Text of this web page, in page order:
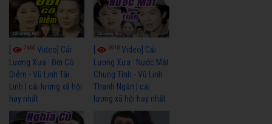
7665 Video] Cải
Lương Xưa : Đời Cô
Diễm - Vũ Linh Tài
Linh | cải lương xã hội
hay nhất
6918Video] Cải
Lương Xưa : Nước Mắt
Chung Tình - Vũ Linh
Thanh Ngân | cải
lương xã hội hay nhất